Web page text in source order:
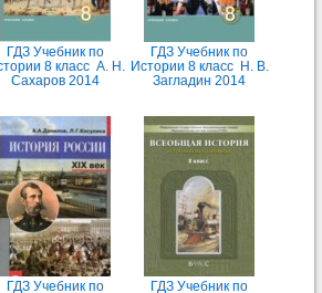
ГДЗ Учебник по
8 класс А. Н.
Сахаров 2014
ГДЗ Учебник по
Истории 8 класс Н. В.
Загладин 2014
ГДЗ Учебник по
ГДЗ Учебник по